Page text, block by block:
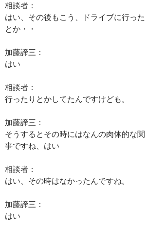
相談者：
はい、その後もこう、ドライブに行っ
とか・・
加藤諦三：
はい
相談者：
行ったりとかしてたんですけども。
加藤諦三：
そうするとその時にはなんの肉体的な
事ですね、はい
相談者：
はい、その時はなかったんですね。
加藤諦三：
はい